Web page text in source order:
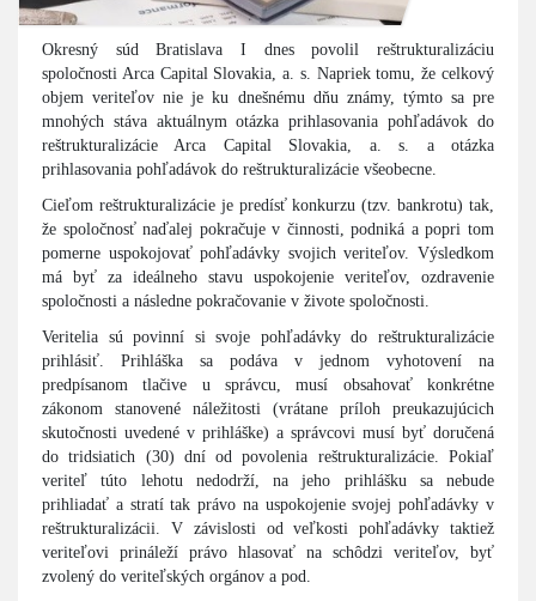
Okresný súd Bratislava I dnes povolil reštrukturalizáciu
spoločnosti Arca Capital Slovakia, a. s. Napriek tomu, že celkový
objem veriteľov nie je ku dnešnému dňu známy, týmto sa pre
mnohých stáva aktuálnym otázka prihlasovania pohľadávok do
reštrukturalizácie Arca Capital Slovakia, a. s. a otázka
prihlasovania pohľadávok do reštrukturalizácie všeobecne.
Cieľom reštrukturalizácie je predísť konkurzu (tzv. bankrotu) tak,
že spoločnosť naďalej pokračuje v činnosti, podniká a popri tom
pomerne uspokojovať pohľadávky svojich veriteľov. Výsledkom
má byť za ideálneho stavu uspokojenie veriteľov, ozdravenie
spoločnosti a následne pokračovanie v živote spoločnosti.
Veritelia sú povinní si svoje pohľadávky do reštrukturalizácie
prihlásiť. Prihláška sa podáva v jednom vyhotovení na
predpísanom tlačive u správcu, musí obsahovať konkrétne
zákonom stanovené náležitosti (vrátane príloh preukazujúcich
skutočnosti uvedené v prihláške) a správcovi musí byť doručená
do tridsiatich (30) dní od povolenia reštrukturalizácie. Pokiaľ
veriteľ túto lehotu nedodrží, na jeho prihlášku sa nebude
prihliadať a stratí tak právo na uspokojenie svojej pohľadávky v
reštrukturalizácii. V závislosti od veľkosti pohľadávky taktiež
veriteľovi prináleží právo hlasovať na schôdzi veriteľov, byť
zvolený do veriteľských orgánov a pod.